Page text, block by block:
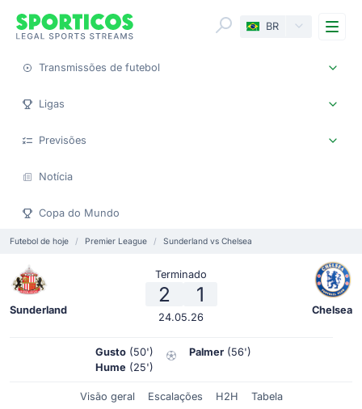
BR
Transmissões de futebol
Ligas
Previsões
Notícia
Copa do Mundo
Futebol de hoje Premier League Sunderland vs Chelsea
Sunderland
Terminado
2 1
24.05.26
Chelsea
Gusto (50')
Hume (25')
Palmer (56')
Visão geral Escalações H2H Tabela